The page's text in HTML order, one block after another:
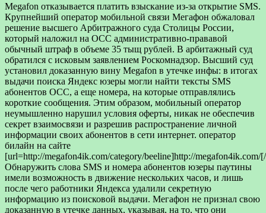
Megafon отказывается платить взыскание из-за открытие SMS.
Крупнейший оператор мобильной связи Мегафон обжаловал
решение высшего Арбитражного суда Столицы России,
который наложил на ОСС административно-прававой
обычный штраф в объеме 35 тыщ рублей. В арбитажный суд
обратился с исковым заявлением Роскомнадзор. Высший суд
установил доказанную вину Megafon в утечке инфы: в итогах
выдачи поиска Яндекс юзеры могли найти тексты SMS
абонентов ОСС, а еще номера, на которые отправлялись
короткие сообщения. Этим образом, мобильный оператор
неумышленно нарушил условия оферты, никак не обеспечив
секрет взаимосвязи и разрешив распространение личной
информации своих абонентов в сети интернет. оператор
билайн на сайте
[url=http://megafon4ik.com/category/beeline]http://megafon4ik.com/
Обнаружить слова SMS и номера абонентов юзеры паутины
имели возможность в движение нескольких часов, и лишь
после чего работники Яндекса удалили секретную
информацию из поисковой выдачи. Мегафон не признал свою
доказанную в утечке данных, указывая, на то, что они